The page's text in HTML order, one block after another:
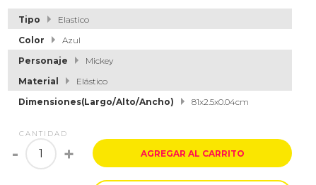
Tipo
Elastico
Color
Azul
Personaje
Mickey
Material
Elástico
Dimensiones(Largo/Alto/Ancho)
81x2.5x0.04cm
CANTIDAD
- + AGREGAR AL CARRITO